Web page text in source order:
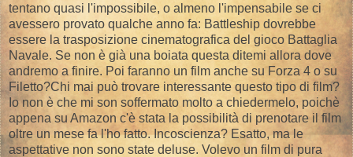
tentano quasi l'impossibile, o almeno l'impensabile se ci
avessero provato qualche anno fa: Battleship dovrebbe
essere la trasposizione cinematografica del gioco Battaglia
Navale. Se non è già una boiata questa ditemi allora dove
andremo a finire. Poi faranno un film anche su Forza 4 o su
Filetto?Chi mai può trovare interessante questo tipo di film?
Io non è che mi son soffermato molto a chiedermelo, poichè
appena su Amazon c'è stata la possibilità di prenotare il film
oltre un mese fa l'ho fatto. Incoscienza? Esatto, ma le
aspettative non sono state deluse. Volevo un film di pura